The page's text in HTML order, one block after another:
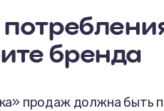
бренда
продаж должна быть